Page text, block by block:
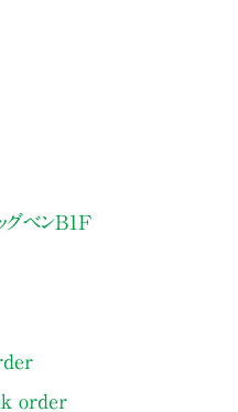
ベンB1F
order